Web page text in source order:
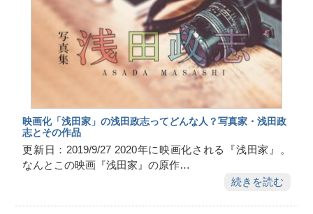
映画化「浅田家」の浅田政志ってどんな人？写真家・浅田政
志とその作品
更新日：2019/9/27 2020年に映画化される『浅田家』。
なんとこの映画『浅田家』の原作…
続きを読む